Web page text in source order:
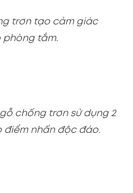
trơn tạo cảm giác
phòng tắm.
chống trơn sử dụng 2
điểm nhấn độc đáo.